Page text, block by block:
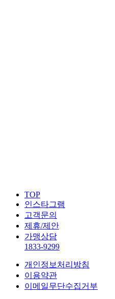
TOP
인스타그램
고객문의
제휴/제안
가맹상담
1833-9299
개인정보처리방침
이용약관
이메일무단수집거부